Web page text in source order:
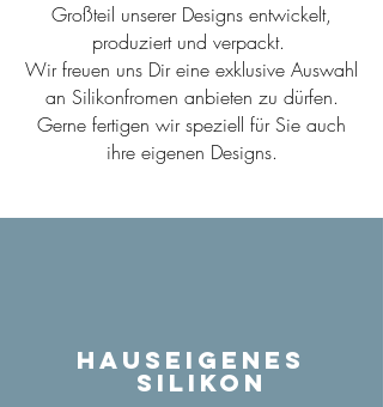
Großteil unserer Designs entwickelt,
produziert und verpackt.
Wir freuen uns Dir eine exklusive Auswahl
an Silikonfromen anbieten zu dürfen.
Gerne fertigen wir speziell für Sie auch
ihre eigenen Designs.
Hauseigenes
Silikon